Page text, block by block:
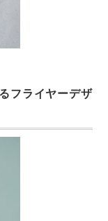
フライヤーデザ